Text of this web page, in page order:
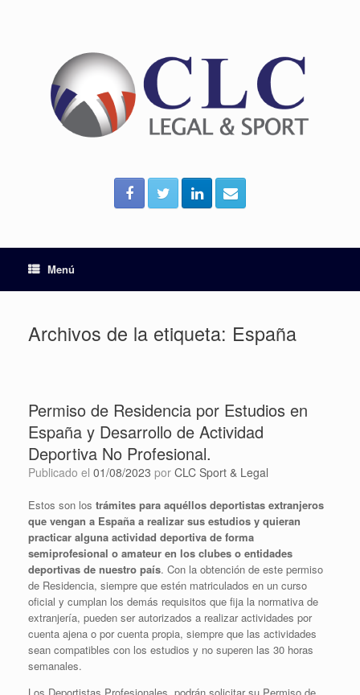
Menú
Archivos de la etiqueta: España
Permiso de Residencia por Estudios en
España y Desarrollo de Actividad
Deportiva No Profesional.
Publicado el 01/08/2023 por CLC Sport & Legal
Estos son los trámites para aquéllos deportistas extranjeros
que vengan a España a realizar sus estudios y quieran
practicar alguna actividad deportiva de forma
semiprofesional o amateur en los clubes o entidades
deportivas de nuestro país. Con la obtención de este permiso
de Residencia, siempre que estén matriculados en un curso
oficial y cumplan los demás requisitos que fija la normativa de
extranjería, pueden ser autorizados a realizar actividades por
cuenta ajena o por cuenta propia, siempre que las actividades
sean compatibles con los estudios y no superen las 30 horas
semanales.